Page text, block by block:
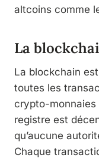
altcoins comme
La
La blockchain
toutes les
crypto-monnaies
registre est
qu’aucune
Chaque